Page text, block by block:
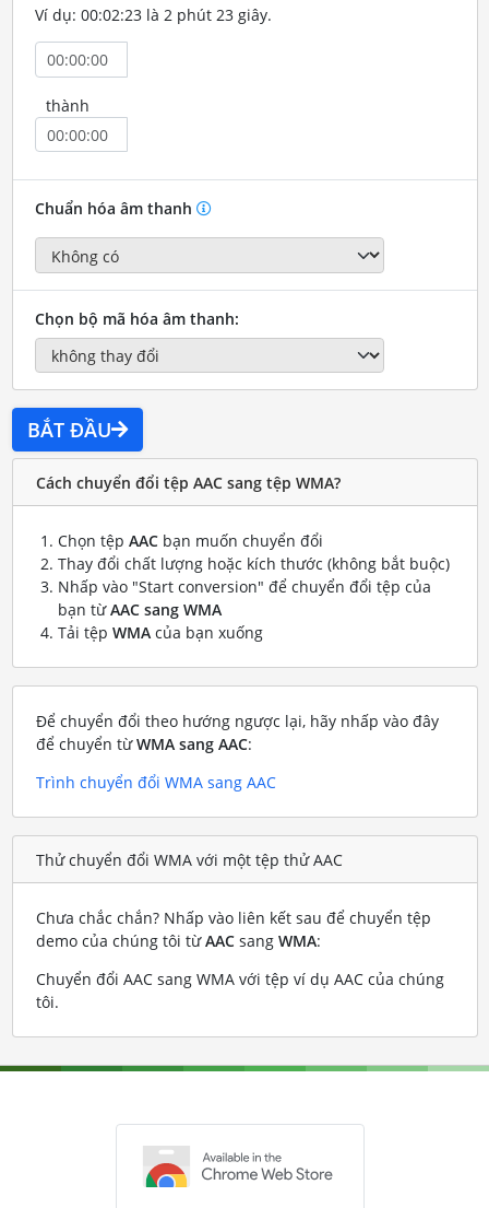
Ví dụ: 00:02:23 là 2 phút 23 giây.
thành
Chuẩn hóa âm thanh
Chọn bộ mã hóa âm thanh:
BẮT ĐẦU
Cách chuyển đổi tệp AAC sang tệp WMA?
Chọn tệp AACbạn muốn chuyển đổi
Thay đổi chất lượng hoặc kích thước (không bắt buộc)
Nhấp vào "Start conversion" để chuyển đổi tệp của
bạn từAAC sang WMA
Tải tệp WMAcủa bạn xuống
Để chuyển đổi theo hướng ngược lại, hãy nhấp vào đây
để chuyển từWMA sang AAC:
Trình chuyển đổi WMA sang AAC
Thử chuyển đổi WMA với một tệp thử AAC
Chưa chắc chắn? Nhấp vào liên kết sau để chuyển tệp
demo của chúng tôi từAACsang WMA:
Chuyển đổi AAC sang WMA với tệp ví dụ AAC của chúng
tôi.